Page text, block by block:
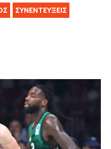
ΣΥΝΕΝΤΕΥΞΕΙΣ